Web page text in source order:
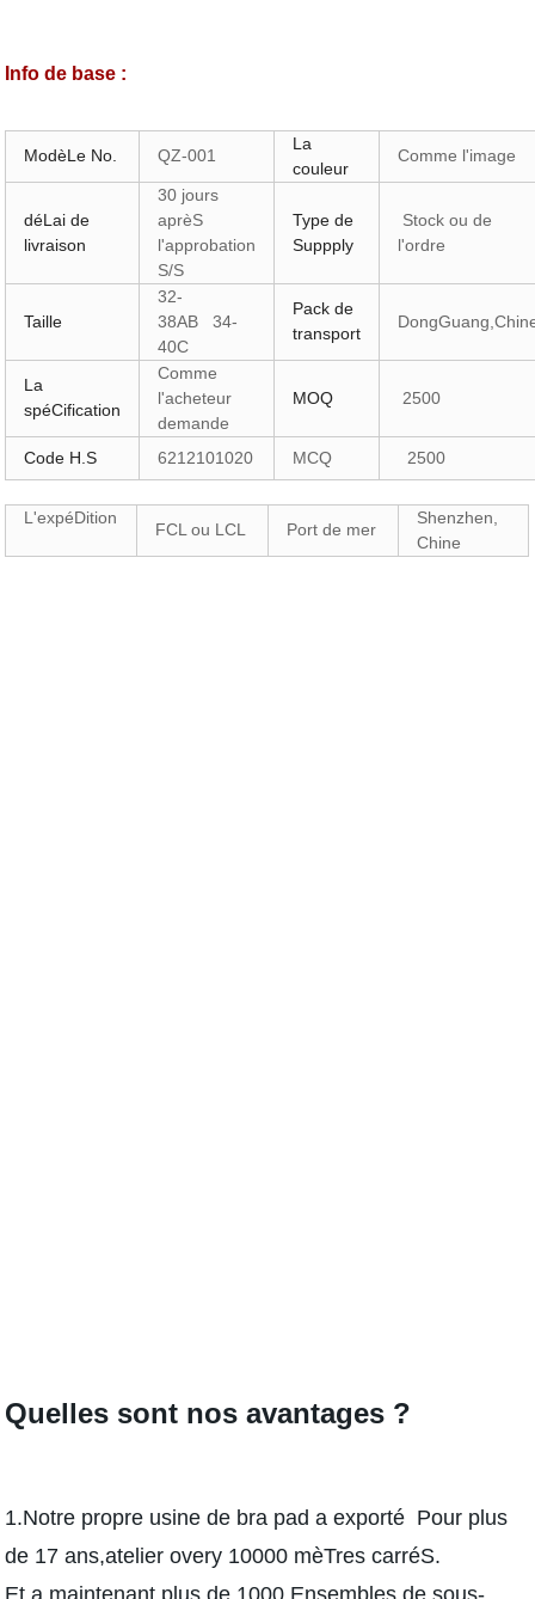
Info de base :
ModèLe No. QZ-001
La
couleur
Comme l'image
déLai de
livraison
30 jours
aprèS
l'approbation
S/S
Type de
Suppply
Stock ou de
l'ordre
Taille
32-
38AB 34-
40C
Pack de
transport
La
spéCification
Comme
l'acheteur
demande
MOQ 2500
Code H.S 6212101020 MCQ 2500
L'expéDition
FCL ou LCL Port de mer
Shenzhen,
Chine
Quelles sont nos avantages ?
1.Notre propre usine de bra pad a exporté Pour plus
de 17 ans,atelier overy 10000 mèTres carréS.
Et a maintenant plus de 1000 Ensembles de sous-